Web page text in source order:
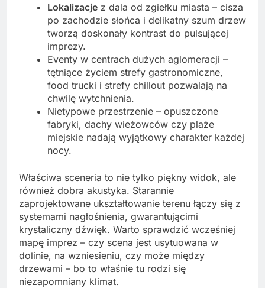
Lokalizacje z dala od zgiełku miasta – cisza
po zachodzie słońca i delikatny szum drzew
tworzą doskonały kontrast do pulsującej
imprezy.
Eventy w centrach dużych aglomeracji –
tętniące życiem strefy gastronomiczne,
food trucki i strefy chillout pozwalają na
chwilę wytchnienia.
Nietypowe przestrzenie – opuszczone
fabryki, dachy wieżowców czy plaże
miejskie nadają wyjątkowy charakter każdej
nocy.
Właściwa sceneria to nie tylko piękny widok, ale
również dobra akustyka. Starannie
zaprojektowane ukształtowanie terenu łączy się z
systemami nagłośnienia, gwarantującimi
krystaliczny dźwięk. Warto sprawdzić wcześniej
mapę imprez – czy scena jest usytuowana w
dolinie, na wzniesieniu, czy może między
drzewami – bo to właśnie tu rodzi się
niezapomniany klimat.